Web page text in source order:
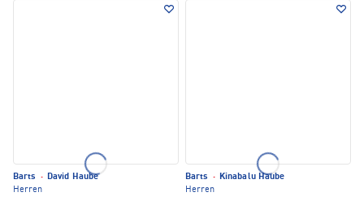
Barts · David Haube
Herren
Barts · Kinabalu Haube
Herren